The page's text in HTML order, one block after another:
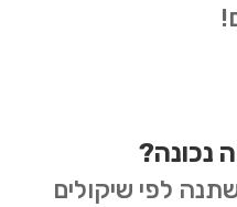
נכונה?
לפי שיקולים